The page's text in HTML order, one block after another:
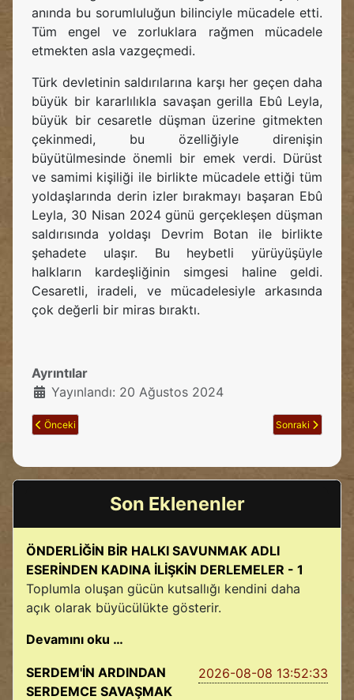
anında bu sorumluluğun bilinciyle mücadele etti.
Tüm engel ve zorluklara rağmen mücadele
etmekten asla vazgeçmedi.
Türk devletinin saldırılarına karşı her geçen daha
büyük bir kararlılıkla savaşan gerilla Ebû Leyla,
büyük bir cesaretle düşman üzerine gitmekten
çekinmedi, bu özelliğiyle direnişin
büyütülmesinde önemli bir emek verdi. Dürüst
ve samimi kişiliği ile birlikte mücadele ettiği tüm
yoldaşlarında derin izler bırakmayı başaran Ebû
Leyla, 30 Nisan 2024 günü gerçekleşen düşman
saldırısında yoldaşı Devrim Botan ile birlikte
şehadete ulaşır. Bu heybetli yürüyüşüyle
halkların kardeşliğinin simgesi haline geldi.
Cesaretli, iradeli, ve mücadelesiyle arkasında
çok değerli bir miras bıraktı.
Ayrıntılar
Yayınlandı: 20 Ağustos 2024
Önceki makale: ...ve ALİ;
Önceki Sonraki makale:
Sonraki
Son Eklenenler
ÖNDERLİĞİN BİR HALKI SAVUNMAK ADLI
ESERİNDEN KADINA İLİŞKİN DERLEMELER - 1
Toplumla oluşan gücün kutsallığı kendini daha
açık olarak büyücülükte gösterir.
Devamını oku …
2026-08-08 13:52:33
SERDEM'İN ARDINDAN
SERDEMCE SAVAŞMAK